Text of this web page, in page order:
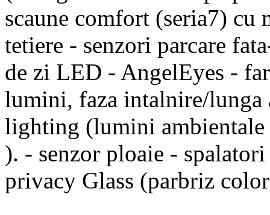
scaune comfort (seria7)
tetiere - senzori parcare
de zi LED - AngelEyes -
lumini, faza intalnire/lunga
lighting (lumini ambientale
). - senzor ploaie -
privacy Glass (parbriz